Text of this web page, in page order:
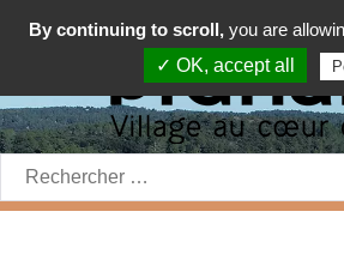
Rechercher:
By continuing to scroll, you are
✓ OK, accept all